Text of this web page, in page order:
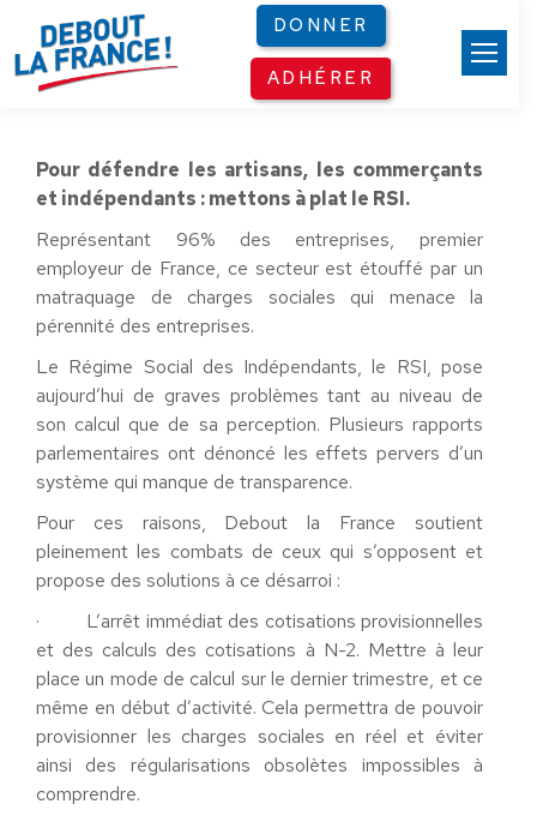
DONNER
ADHÉRER
Pour défendre les artisans, les commerçants
et indépendants : mettons à plat le RSI.
Représentant 96% des entreprises, premier
employeur de France, ce secteur est étouffé par un
matraquage de charges sociales qui menace la
pérennité des entreprises.
Le Régime Social des Indépendants, le RSI, pose
aujourd’hui de graves problèmes tant au niveau de
son calcul que de sa perception. Plusieurs rapports
parlementaires ont dénoncé les effets pervers d’un
système qui manque de transparence.
Pour ces raisons, Debout la France soutient
pleinement les combats de ceux qui s’opposent et
propose des solutions à ce désarroi :
· L’arrêt immédiat des cotisations provisionnelles
et des calculs des cotisations à N-2. Mettre à leur
place un mode de calcul sur le dernier trimestre, et ce
même en début d’activité. Cela permettra de pouvoir
provisionner les charges sociales en réel et éviter
ainsi des régularisations obsolètes impossibles à
comprendre.
Panneau de gestion des cookies